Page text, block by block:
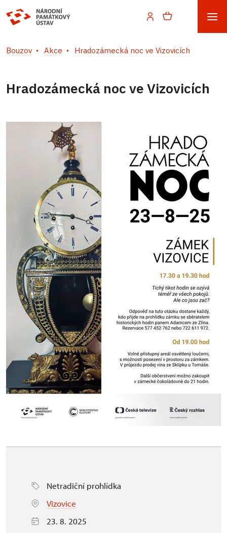
Bouzov Akce Hradozámecká noc ve Vizovicích
Hradozámecká noc ve Vizovicích
Netradiční prohlídka
Vizovice
23. 8. 2025